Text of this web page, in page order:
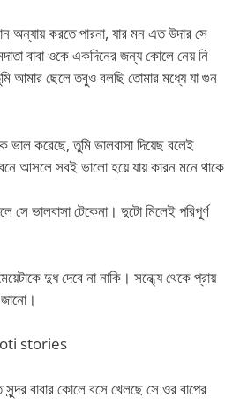
অন্যায় করতে পারনা, যার মন এত উদার সে
বাবা ওকে একদিনের জন্য কোলে নেয় নি
আমার ছেলে তবুও বলছি তোমার মধ্যে যা গুন
করেছে, তুমি ভালবাসা দিয়েছ বলেই
আসলে সবই ভালো হয়ে যায় কারন মনে থাকে
সে ভালবাসা টেকেনা। দুটো মিলেই পরিপূর্ণ
দুধ দেবে না নাকি। সন্ধ্যে থেকে প্রায়
stories
বাবার কোলে বসে খেলছে সে ওর বাপের